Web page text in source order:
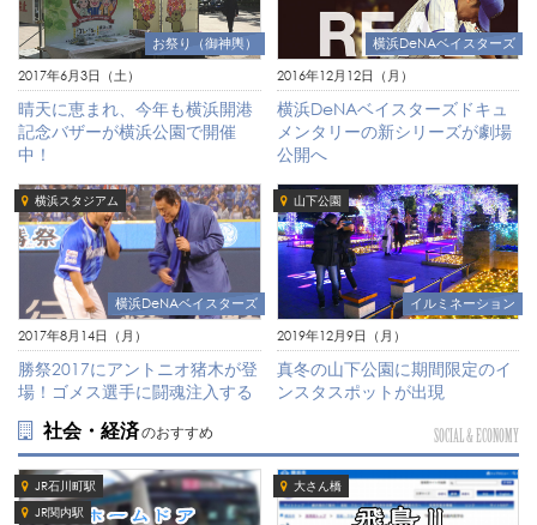
お祭り（御神輿）
2017年6月3日（土）
晴天に恵まれ、今年も横浜開港
記念バザーが横浜公園で開催
中！
横浜DeNAベイスターズ
2016年12月12日（月）
横浜DeNAベイスターズドキュ
メンタリーの新シリーズが劇場
公開へ
横浜スタジアム
横浜DeNAベイスターズ
2017年8月14日（月）
勝祭2017にアントニオ猪木が登
場！ゴメス選手に闘魂注入する
山下公園
イルミネーション
2019年12月9日（月）
真冬の山下公園に期間限定のイ
ンスタスポットが出現
社会・経済のおすすめ SOCIAL & ECONOMY
JR石川町駅
JR関内駅
大さん橋